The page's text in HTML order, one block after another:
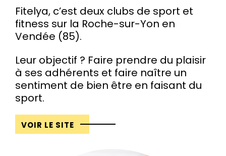
Fitelya, c’est deux clubs de sport et
fitness sur la Roche-sur-Yon en
Vendée (85).
Leur objectif ? Faire prendre du plaisir
à ses adhérents et faire naître un
sentiment de bien être en faisant du
sport.
VOIR LE SITE